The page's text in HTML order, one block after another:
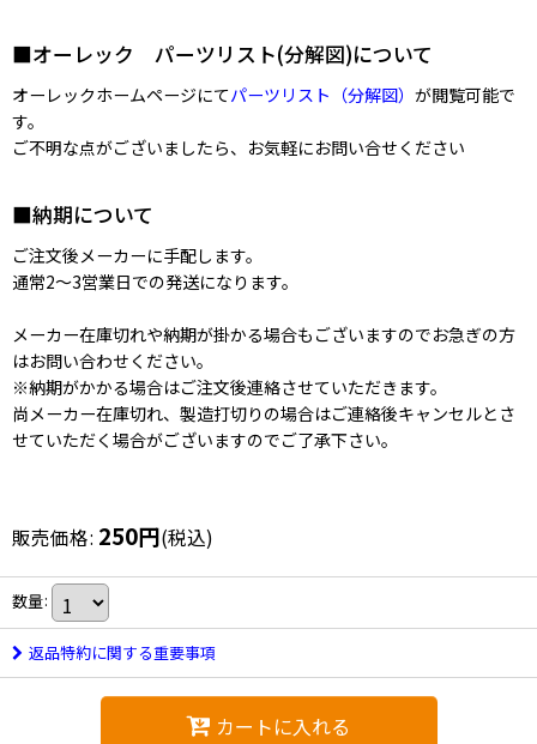
■オーレック パーツリスト(分解図)について
オーレックホームページにてパーツリスト（分解図） が閲覧可能で
す。
ご不明な点がございましたら、お気軽にお問い合せください
■納期について
ご注文後メーカーに手配します。
通常2〜3営業日での発送になります。
メーカー在庫切れや納期が掛かる場合もございますのでお急ぎの方
はお問い合わせください。
※納期がかかる場合はご注文後連絡させていただきます。
尚メーカー在庫切れ、製造打切りの場合はご連絡後キャンセルとさ
せていただく場合がございますのでご了承下さい。
販売価格: 250円(税込)
数量:
返品特約に関する重要事項
カートに入れる